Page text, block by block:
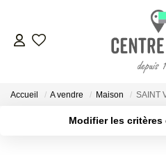
Accueil A vendre Maison SAINT
Modifier les critères